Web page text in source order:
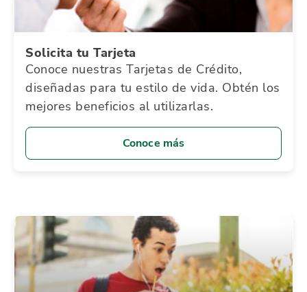
Solicita tu Tarjeta
Conoce nuestras Tarjetas de Crédito,
diseñadas para tu estilo de vida. Obtén los
mejores beneficios al utilizarlas.
Conoce más